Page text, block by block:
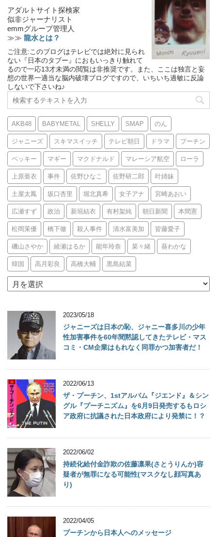
アダルトサイト探検家
似非ジャーナリスト
emmグループ管理人
≫≫ 龍水とは？
ご注意:このブログはテレビでは絶対に見られ
ない『日本のタブー』におもいっきり触れて
るので一応13才未満の閲覧は非推奨です。また、ここは独言と妄
想の世界一適当な脳内破壊ブログですので、いちいち過敏に反論
しないで下さいね♪
AKB48 BABYMETAL SHELLY SMAP のん
ジャニーズ スキマスイッチ テレビ朝日 ドラマ プーチン
ベッキー マギー マクドナルド マレーシア航空 ローラ
上原亜衣 事件 佐野ひなこ 佐野研二郎 叶姉妹
土屋太鳳 坂口杏里 堀北真希 女子アナ 宮崎あおい
広瀬すず 政治 新垣結衣 有村架純 朝日新聞 本間憲
松岡茉優 橋下徹 殺人事件 清水富美加 皆藤愛子
磯山さやか 綾瀬はるか 能年玲奈 菜々緒 葵わかな
韓国 高月彩良 高橋大輔 黒島結菜
archives
2023/05/18
ジャニーズは日本の恥、ジャニー喜多川の少年
性加害事件を60年間黙認してきたテレビ・マス
コミ・CM企業はもれなく同罪かつ加害者だ！
2022/06/13
ザ・プーチン、1stアルバム『ジエンド』＆シン
グル『プーチニズム』を6月9日発売するもロシ
ア政府に抗議された日本政府により発禁に！？
2022/06/02
持続化給付金詐欺の佐藤凛果(さとうりんか)容
疑者が無罪になる可能性(マスクなし顔写真あ
り)
2022/04/05
プーチンから日本人へのメッセージ